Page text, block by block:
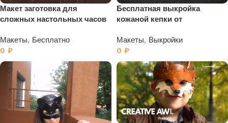
Макет заготовка для
сложных настольных часов
Макеты, Бесплатно
0 ₽
Бесплатная выкройка
кожаной кепки от
Макеты, Выкройки
0 ₽